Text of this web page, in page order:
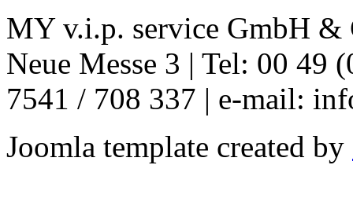
MY v.i.p. service GmbH &
Neue Messe 3 | Tel: 00 49
7541 / 708 337 | e-mail:
Joomla template created by